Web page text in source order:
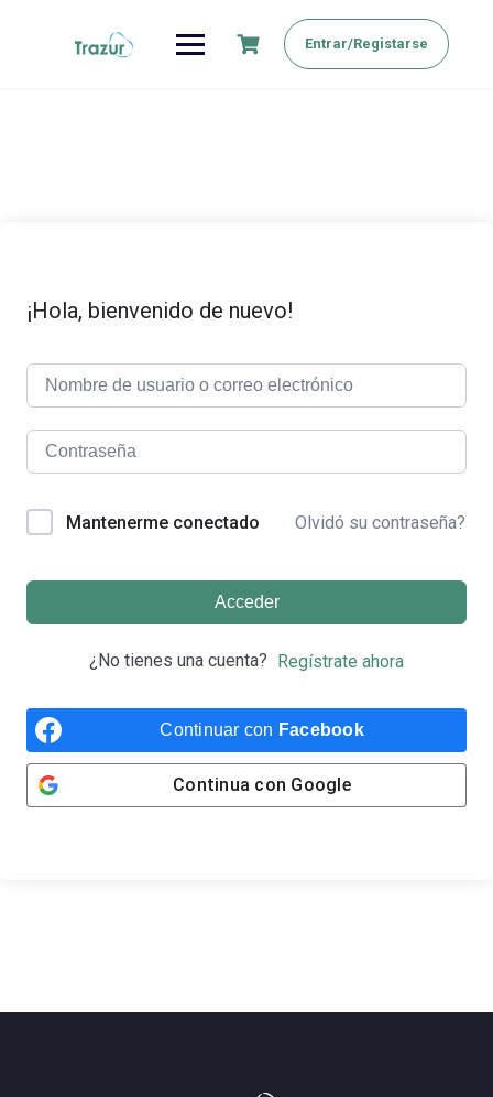
Entrar/Registarse
¡Hola, bienvenido de nuevo!
Mantenerme conectado Olvidó su contraseña?
Acceder
¿No tienes una cuenta? Regístrate ahora
Continuar con Facebook
Continua con Google